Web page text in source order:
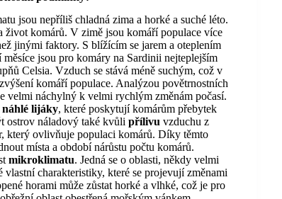
jsou nepříliš chladná zima a horké a suché léto.
život komárů. V zimě jsou komáří populace více
jinými faktory. S blížícím se jarem a oteplením
jsou pro komáry na Sardinii nejteplejším
Celsia. Vzduch se stává méně suchým, což v
komáří populace. Analýzou povětrnostních
velmi náchylný k velmi rychlým změnám počasí.
náhlé lijáky, které poskytují komárům přebytek
ostrov náladový také kvůli přílivu vzduchu z
který ovlivňuje populaci komárů. Díky těmto
místa a období nárůstu počtu komárů.
mikroklimatu. Jedná se o oblasti, někdy velmi
charakteristiky, které se projevují změnami
horami může zůstat horké a vlhké, což je pro